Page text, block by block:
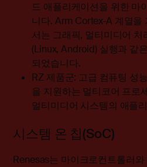
드 애플리케이션을 위한 마
니다. Arm Cortex-A 계열을
서는 그래픽, 멀티미디어 처
(Linux, Android) 실행과 같
되었습니다.
RZ 제품군: 고급 컴퓨팅 성
을 지원하는 멀티코어 프로
멀티미디어 시스템의 애플
시스템 온 칩(SoC)
Renesas는 마이크로컨트롤러